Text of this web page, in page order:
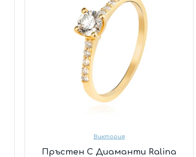
Виктория
Пръстен С Диаманти Ralina